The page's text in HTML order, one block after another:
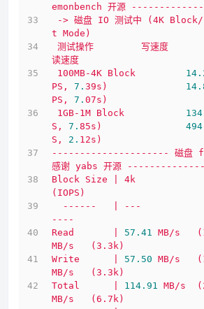
emonbench 开源
-> 磁盘 IO 测试中 (4K Block/
t Mode)
测试操作
写速度
读速度
100MB-4K Block
PS,
7. 39s)
PS,
7. 07s)
1GB-1M Block 134
S,
7. 85s) 494
S,
2. 12s)
---------------------
磁盘
感谢 yabs 开源
Block
Size 4k
(IOPS)
------
---
----
Read
57.41 MB/s
MB/s
(3.3k)
Write
57.50 MB/s
MB/s
(3.3k)
Total
114.91 MB/s
MB/s
(6.7k)